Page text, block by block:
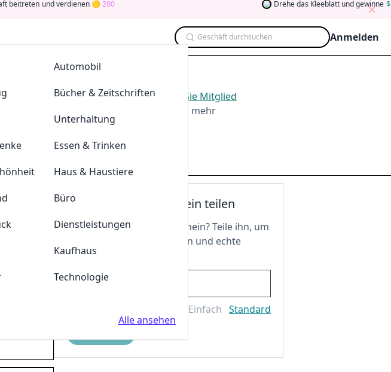
und verdienen 200 Drehe das Kleeblatt und gewinne 5
Automobil
Bücher & Zeitschriften
Unterhaltung
Essen & Trinken
Haus & Haustiere
Büro
Dienstleistungen
Kaufhaus
Technologie
Alle ansehen
Geschäft durchsuchen Anmelden
2026
-Angebote im Aug. 2026.Werden Sie Mitglied
Sie durch Abstimmen, Testen, Teilen und mehr
Sie Geld
Deinen Gutschein teilen
Hast du einen tollen Gutschein? Teile ihn, um
Token freizuschalten und echte
Geldprämien zu genießen!
Einfach Standard